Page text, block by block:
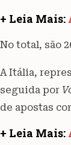
+ Leia Mais:
No total, são
A Itália,
seguida por
de apostas
+ Leia Mais: